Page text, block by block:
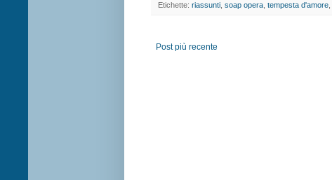
Etichette: riassunti soap opera tempesta d'amore
Post più recente